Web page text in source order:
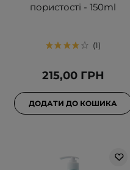
пористості - 150ml
1
215,00 ГРН
ДОДАТИ ДО КОШИКА